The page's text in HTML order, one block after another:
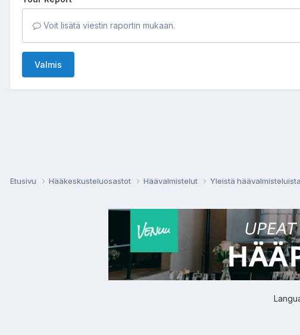
Voit lisätä viestin raportin mukaan.
Valmis
Etusivu Hääkeskusteluosastot Häävalmistelut Yleistä häävalmisteluista